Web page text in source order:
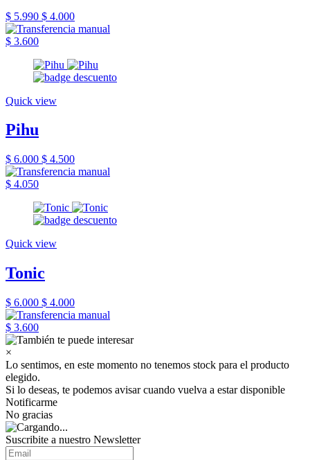
$ 5.990 $ 4.000
$ 3.600
Quick view
Pihu
$ 6.000 $ 4.500
$ 4.050
Quick view
Tonic
$ 6.000 $ 4.000
$ 3.600
×
Lo sentimos, en este momento no tenemos stock para el producto
elegido.
Si lo deseas, te podemos avisar cuando vuelva a estar disponible
Notificarme
No gracias
Suscribite a nuestro Newsletter